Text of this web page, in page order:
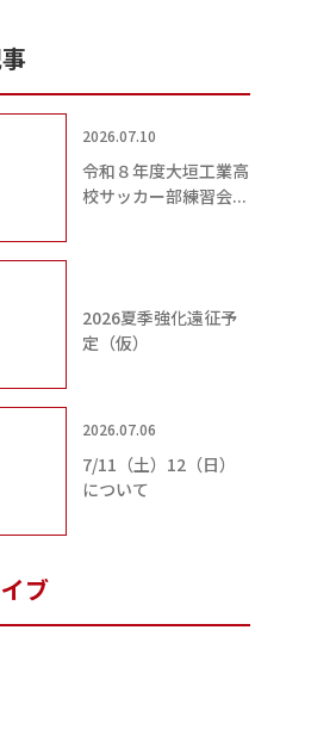
2026.07.10
令和８年度大垣工業高
校サッカー部練習会...
2026夏季強化遠征予
定（仮）
2026.07.06
7/11（土）12（日）
について
ブ